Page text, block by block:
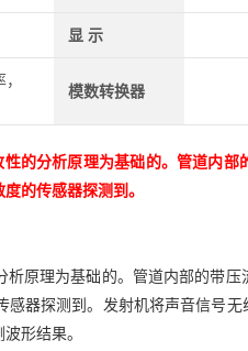
显 示
模数转换器
的分析原理为基础的。管道内部
的传感器探测到。
原理为基础的。管道内部的带
器探测到。发射机将声音信号
形结果。